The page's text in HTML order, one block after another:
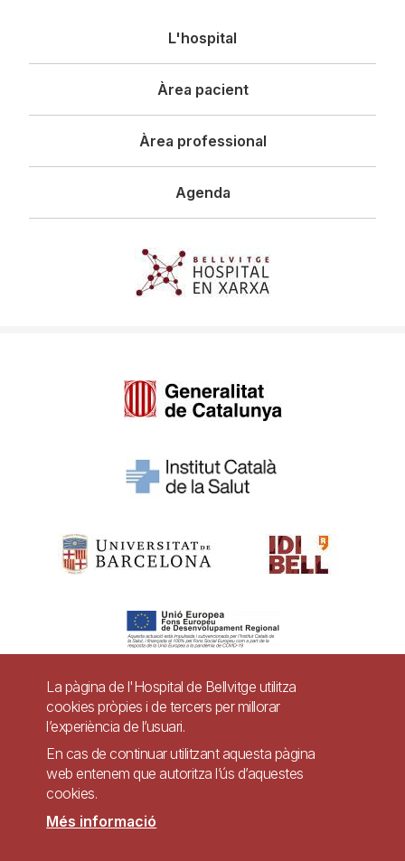
principal
L'hospital
Àrea pacient
Àrea professional
Agenda
Pie
página
Contacte
Accessibilitat Avís legal Ajuda
La pàgina de l'Hospital de Bellvitge utilitza
cookies pròpies i de tercers per millorar
l’experiència de l’usuari.
En cas de continuar utilitzant aquesta pàgina
web entenem que autoritza l’ús d’aquestes
cookies.
Més informació